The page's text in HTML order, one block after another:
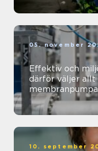
05. november
Effektiv och
därför väljer
10. september